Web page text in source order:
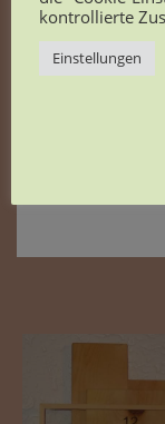
kontrollierte
Einstellungen